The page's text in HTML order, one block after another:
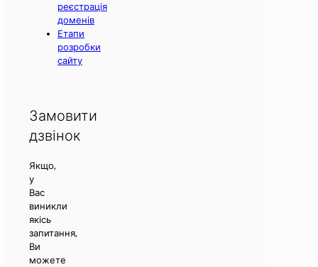
реєстрація
доменів
Етапи
розробки
сайту
Замовити
дзвінок
Якщо,
у
Вас
виникли
якісь
запитання,
Ви
можете